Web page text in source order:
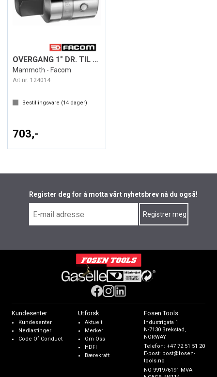
OVERGANG 1" DR. TIL 3/4" DR.
Mammoth - Facom
Art.nr: 124014
Bestillingsvare (14 dager)
703,-
Register deg for å motta vårt nyhetsbrev nå du også!
Kundesenter
Kundesenter
Nedlastinger
Code Of Conduct
Utforsk
Aktuelt
Merker
Om Oss
HDFI
Bærekraft
Fosen Tools
Industrigata 1
N-7130 Brekstad,
NORWAY
Telefon:+47 72 51 51 20
E-post: post@fosen-
tools.no
NO 991976191 MVA